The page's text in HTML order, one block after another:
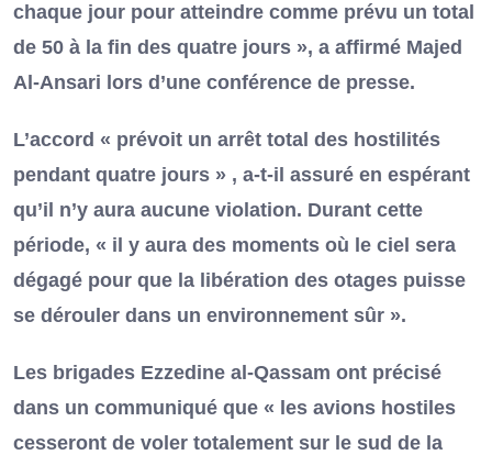
chaque jour pour atteindre comme prévu un total
de 50 à la fin des quatre jours », a affirmé Majed
Al-Ansari lors d’une conférence de presse.
L’accord « prévoit un arrêt total des hostilités
pendant quatre jours » , a-t-il assuré en espérant
qu’il n’y aura aucune violation. Durant cette
période, « il y aura des moments où le ciel sera
dégagé pour que la libération des otages puisse
se dérouler dans un environnement sûr ».
Les brigades Ezzedine al-Qassam ont précisé
dans un communiqué que « les avions hostiles
cesseront de voler totalement sur le sud de la